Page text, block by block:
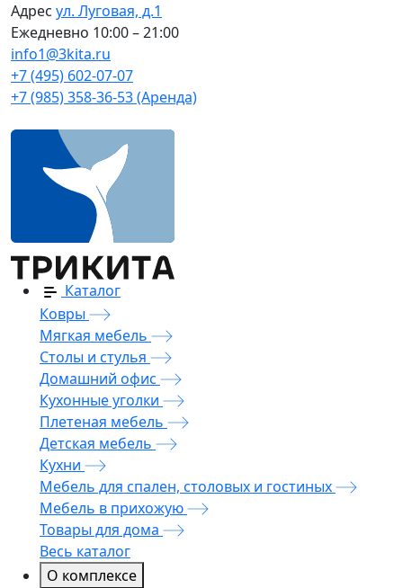
Адрес ул. Луговая, д.1
Ежедневно 10:00 – 21:00
info1@3kita.ru
+7 (495) 602-07-07
+7 (985) 358-36-53 (Аренда)
Каталог
Ковры
Мягкая мебель
Столы и стулья
Домашний офис
Кухонные уголки
Плетеная мебель
Детская мебель
Кухни
Мебель для спален, столовых и гостиных
Мебель в прихожую
Товары для дома
Весь каталог
О комплексе